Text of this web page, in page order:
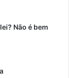
Não é bem